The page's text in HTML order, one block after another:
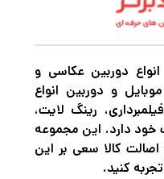
و کیفیت
لنزها با نوآوری و
آنها به‌کار رفته،
را ارائه می‌دهند.
، به بهترین قیمت و
انواع دوربین عکاسی و
و دوربین انواع
رینگ لایت،
خود دارد. این مجموعه
کالا سعی بر این
کنید.